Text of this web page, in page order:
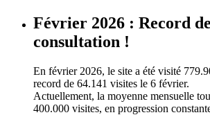
Février 2026 : Record de
consultation !
En février 2026, le site a été visité
record de 64.141 visites le 6 février.
Actuellement, la moyenne mensuelle
400.000 visites, en progression